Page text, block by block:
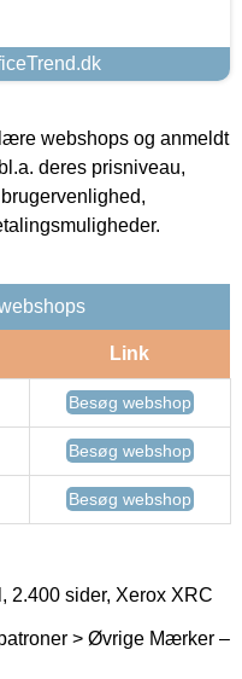
webshops og anmeldt
deres prisniveau,
Link
Besøg webshop
Besøg webshop
Besøg webshop
2.400 sider, Xerox XRC
> Øvrige Mærker –